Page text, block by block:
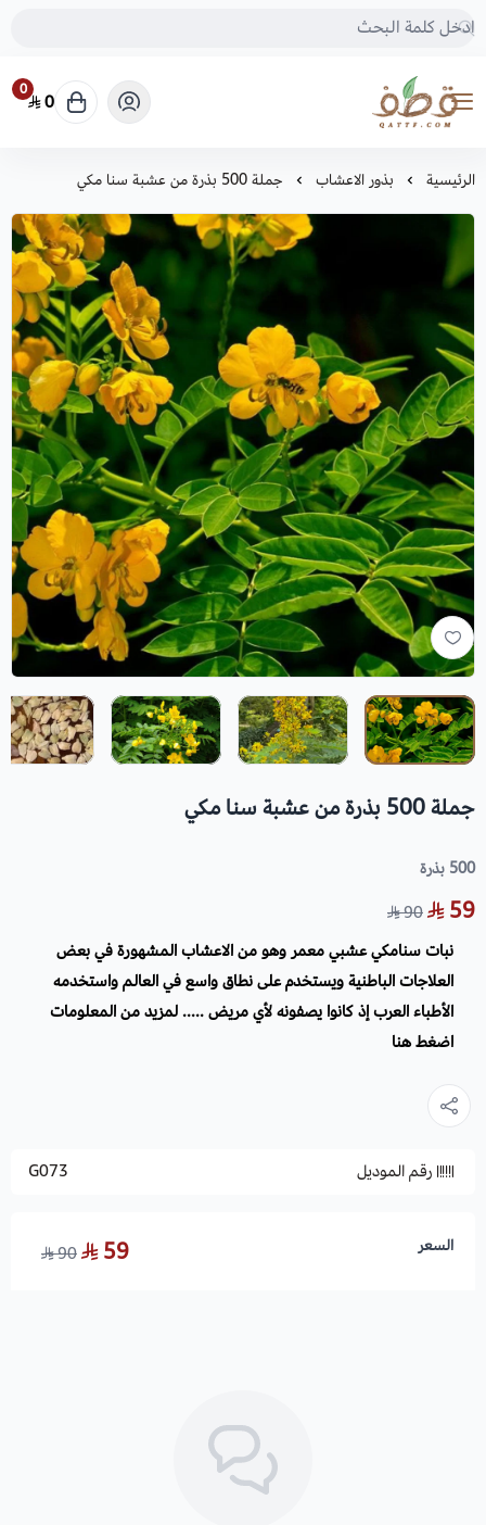
متجر قطف للبذور
0
0
الرئيسية بذور الاعشاب جملة 500 بذرة من عشبة سنا مكي
جملة 500 بذرة من عشبة سنا مكي
500 بذرة
59
90
نبات سنامكي عشبي معمر وهو من الاعشاب المشهورة في بعض
العلاجات الباطنية ويستخدم على نطاق واسع في العالم واستخدمه
الأطباء العرب إذ كانوا يصفونه لأي مريض ..... لمزيد من المعلومات
اضغط هنا
رقم الموديل G073
السعر 59
90